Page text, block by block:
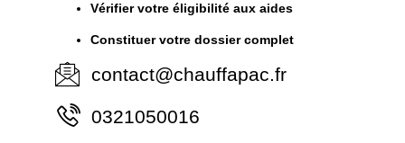
Vérifier votre éligibilité aux aides
Constituer votre dossier complet
contact@chauffapac.fr
0321050016